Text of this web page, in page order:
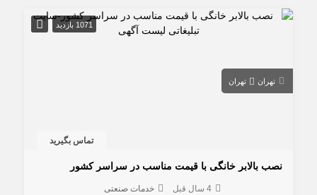
1071 بازدید
تهران تهران
تماس بگیرید
نصب بالابر خانگی با قیمت مناسب در سراسر کشور
4 سال قبل خدمات صنعتی